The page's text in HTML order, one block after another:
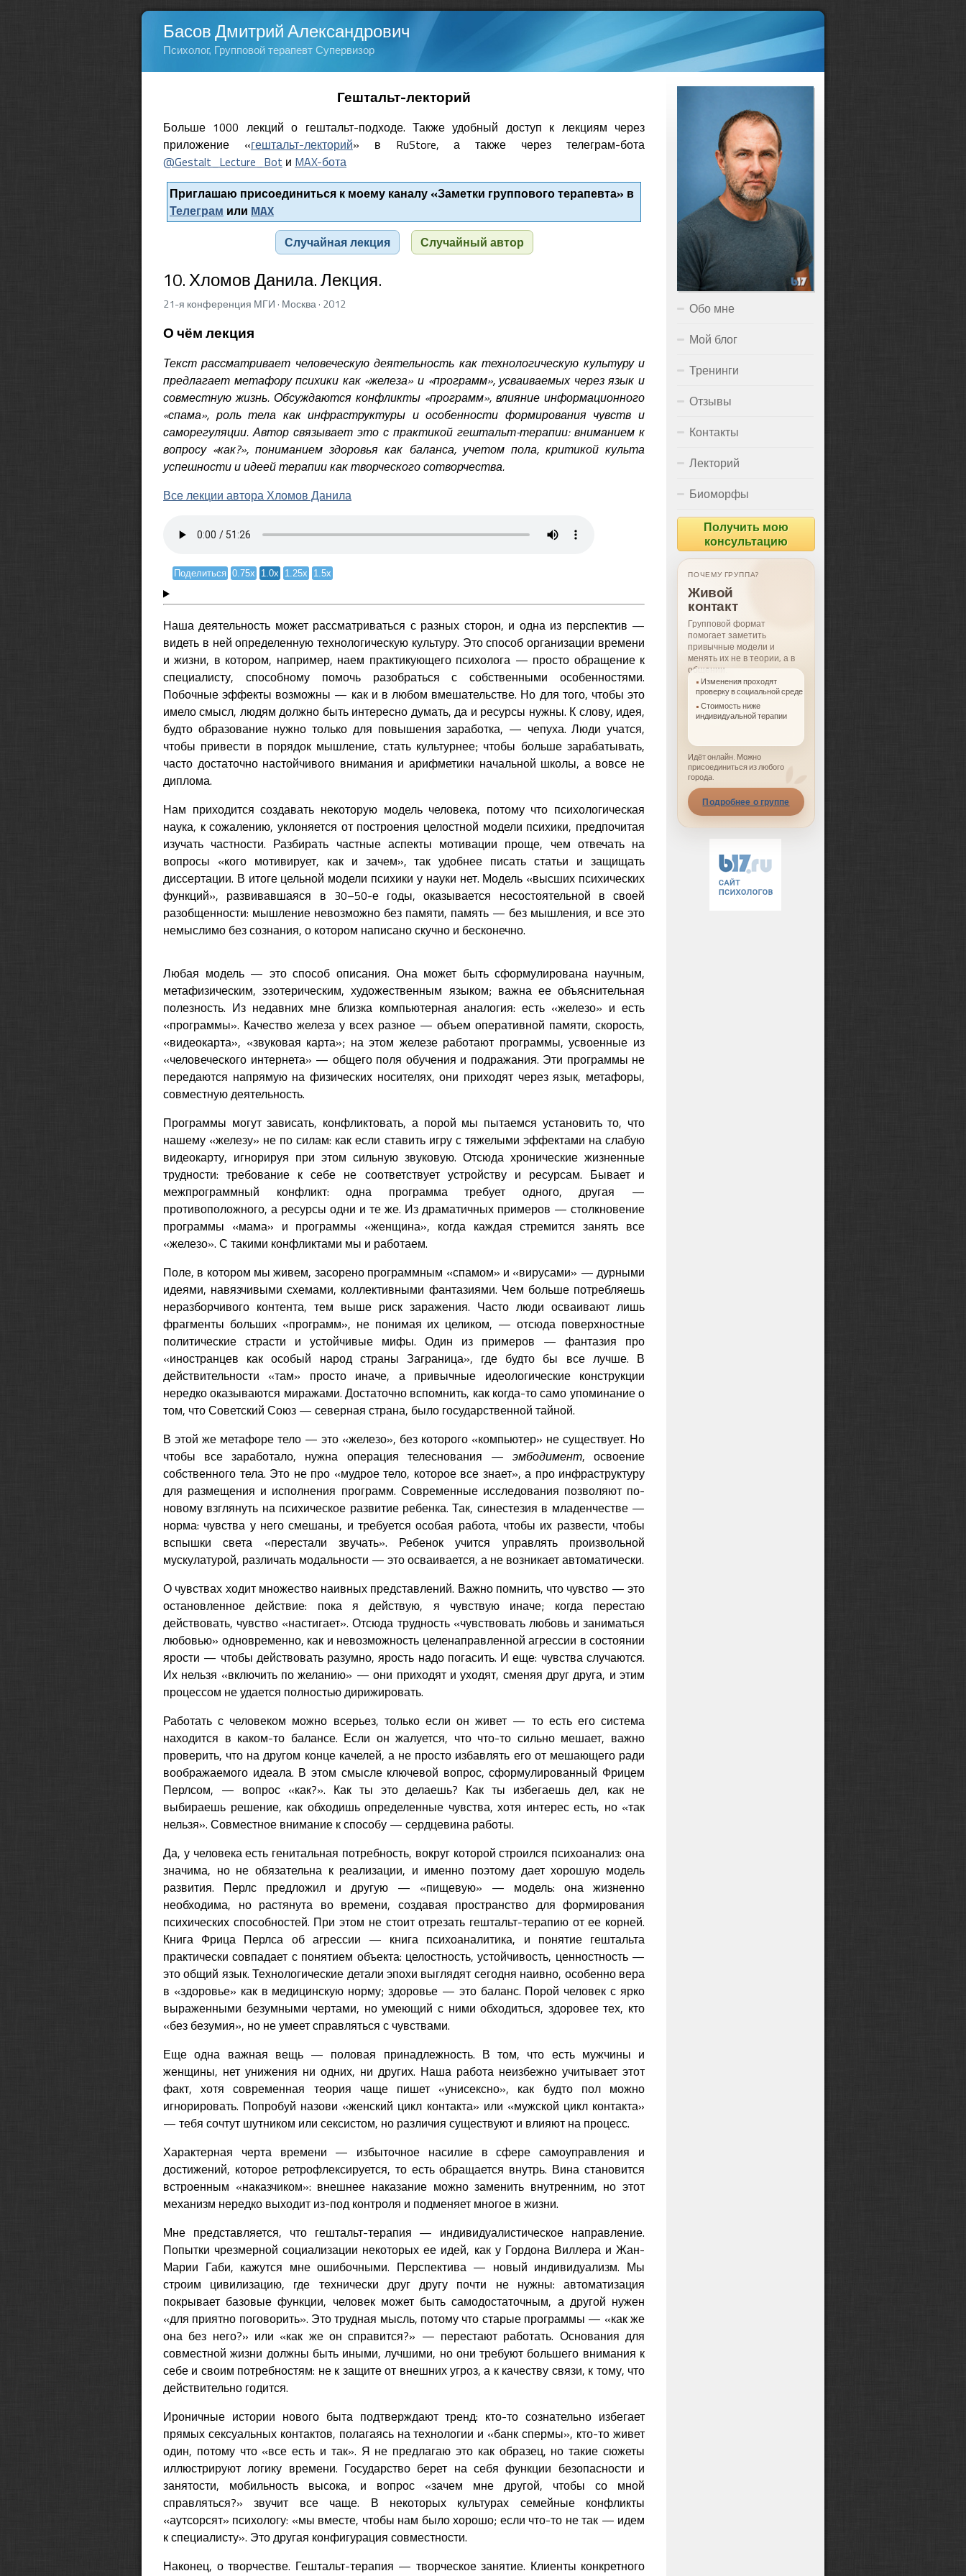
Басов Дмитрий Александрович
Психолог, Групповой терапевт Супервизор
Гештальт-лекторий
Больше 1000 лекций о гештальт-подходе. Также удобный доступ к лекциям через
приложение «гештальт-лекторий» в RuStore, а также через телеграм-бота
@Gestalt_Lecture_Bot и MAX-бота
Приглашаю присоединиться к моему каналу «Заметки группового терапевта» в
Телеграм или MAX
Случайная лекция
Случайный автор
10. Хломов Данила. Лекция.
21-я конференция МГИ · Москва · 2012
О чём лекция
Текст рассматривает человеческую деятельность как технологическую культуру и
предлагает метафору психики как «железа» и «программ», усваиваемых через язык и
совместную жизнь. Обсуждаются конфликты «программ», влияние информационного
«спама», роль тела как инфраструктуры и особенности формирования чувств и
саморегуляции. Автор связывает это с практикой гештальт-терапии: вниманием к
вопросу «как?», пониманием здоровья как баланса, учетом пола, критикой культа
успешности и идеей терапии как творческого сотворчества.
Все лекции автора Хломов Данила
Поделиться 0.75x 1.0x 1.25x 1.5x
Наша деятельность может рассматриваться с разных сторон, и одна из перспектив —
видеть в ней определенную технологическую культуру. Это способ организации времени
и жизни, в котором, например, наем практикующего психолога — просто обращение к
специалисту, способному помочь разобраться с собственными особенностями.
Побочные эффекты возможны — как и в любом вмешательстве. Но для того, чтобы это
имело смысл, людям должно быть интересно думать, да и ресурсы нужны. К слову, идея,
будто образование нужно только для повышения заработка, — чепуха. Люди учатся,
чтобы привести в порядок мышление, стать культурнее; чтобы больше зарабатывать,
часто достаточно настойчивого внимания и арифметики начальной школы, а вовсе не
диплома.
Нам приходится создавать некоторую модель человека, потому что психологическая
наука, к сожалению, уклоняется от построения целостной модели психики, предпочитая
изучать частности. Разбирать частные аспекты мотивации проще, чем отвечать на
вопросы «кого мотивирует, как и зачем», так удобнее писать статьи и защищать
диссертации. В итоге цельной модели психики у науки нет. Модель «высших психических
функций», развивавшаяся в 30–50-е годы, оказывается несостоятельной в своей
разобщенности: мышление невозможно без памяти, память — без мышления, и все это
немыслимо без сознания, о котором написано скучно и бесконечно.
Любая модель — это способ описания. Она может быть сформулирована научным,
метафизическим, эзотерическим, художественным языком; важна ее объяснительная
полезность. Из недавних мне близка компьютерная аналогия: есть «железо» и есть
«программы». Качество железа у всех разное — объем оперативной памяти, скорость,
«видеокарта», «звуковая карта»; на этом железе работают программы, усвоенные из
«человеческого интернета» — общего поля обучения и подражания. Эти программы не
передаются напрямую на физических носителях, они приходят через язык, метафоры,
совместную деятельность.
Программы могут зависать, конфликтовать, а порой мы пытаемся установить то, что
нашему «железу» не по силам: как если ставить игру с тяжелыми эффектами на слабую
видеокарту, игнорируя при этом сильную звуковую. Отсюда хронические жизненные
трудности: требование к себе не соответствует устройству и ресурсам. Бывает и
межпрограммный конфликт: одна программа требует одного, другая —
противоположного, а ресурсы одни и те же. Из драматичных примеров — столкновение
программы «мама» и программы «женщина», когда каждая стремится занять все
«железо». С такими конфликтами мы и работаем.
Поле, в котором мы живем, засорено программным «спамом» и «вирусами» — дурными
идеями, навязчивыми схемами, коллективными фантазиями. Чем больше потребляешь
неразборчивого контента, тем выше риск заражения. Часто люди осваивают лишь
фрагменты больших «программ», не понимая их целиком, — отсюда поверхностные
политические страсти и устойчивые мифы. Один из примеров — фантазия про
«иностранцев как особый народ страны Заграница», где будто бы все лучше. В
действительности «там» просто иначе, а привычные идеологические конструкции
нередко оказываются миражами. Достаточно вспомнить, как когда-то само упоминание о
том, что Советский Союз — северная страна, было государственной тайной.
В этой же метафоре тело — это «железо», без которого «компьютер» не существует. Но
чтобы все заработало, нужна операция телеснования — эмбодимент, освоение
собственного тела. Это не про «мудрое тело, которое все знает», а про инфраструктуру
для размещения и исполнения программ. Современные исследования позволяют по-
новому взглянуть на психическое развитие ребенка. Так, синестезия в младенчестве —
норма: чувства у него смешаны, и требуется особая работа, чтобы их развести, чтобы
вспышки света «перестали звучать». Ребенок учится управлять произвольной
мускулатурой, различать модальности — это осваивается, а не возникает автоматически.
О чувствах ходит множество наивных представлений. Важно помнить, что чувство — это
остановленное действие: пока я действую, я чувствую иначе; когда перестаю
действовать, чувство «настигает». Отсюда трудность «чувствовать любовь и заниматься
любовью» одновременно, как и невозможность целенаправленной агрессии в состоянии
ярости — чтобы действовать разумно, ярость надо погасить. И еще: чувства случаются.
Их нельзя «включить по желанию» — они приходят и уходят, сменяя друг друга, и этим
процессом не удается полностью дирижировать.
Работать с человеком можно всерьез, только если он живет — то есть его система
находится в каком-то балансе. Если он жалуется, что что-то сильно мешает, важно
проверить, что на другом конце качелей, а не просто избавлять его от мешающего ради
воображаемого идеала. В этом смысле ключевой вопрос, сформулированный Фрицем
Перлсом, — вопрос «как?». Как ты это делаешь? Как ты избегаешь дел, как не
выбираешь решение, как обходишь определенные чувства, хотя интерес есть, но «так
нельзя». Совместное внимание к способу — сердцевина работы.
Да, у человека есть генитальная потребность, вокруг которой строился психоанализ: она
значима, но не обязательна к реализации, и именно поэтому дает хорошую модель
развития. Перлс предложил и другую — «пищевую» — модель: она жизненно
необходима, но растянута во времени, создавая пространство для формирования
психических способностей. При этом не стоит отрезать гештальт-терапию от ее корней.
Книга Фрица Перлса об агрессии — книга психоаналитика, и понятие гештальта
практически совпадает с понятием объекта: целостность, устойчивость, ценностность —
это общий язык. Технологические детали эпохи выглядят сегодня наивно, особенно вера
в «здоровье» как в медицинскую норму; здоровье — это баланс. Порой человек с ярко
выраженными безумными чертами, но умеющий с ними обходиться, здоровее тех, кто
«без безумия», но не умеет справляться с чувствами.
Еще одна важная вещь — половая принадлежность. В том, что есть мужчины и
женщины, нет унижения ни одних, ни других. Наша работа неизбежно учитывает этот
факт, хотя современная теория чаще пишет «унисексно», как будто пол можно
игнорировать. Попробуй назови «женский цикл контакта» или «мужской цикл контакта»
— тебя сочтут шутником или сексистом, но различия существуют и влияют на процесс.
Характерная черта времени — избыточное насилие в сфере самоуправления и
достижений, которое ретрофлексируется, то есть обращается внутрь. Вина становится
встроенным «наказчиком»: внешнее наказание можно заменить внутренним, но этот
механизм нередко выходит из-под контроля и подменяет многое в жизни.
Мне представляется, что гештальт-терапия — индивидуалистическое направление.
Попытки чрезмерной социализации некоторых ее идей, как у Гордона Виллера и Жан-
Марии Габи, кажутся мне ошибочными. Перспектива — новый индивидуализм. Мы
строим цивилизацию, где технически друг другу почти не нужны: автоматизация
покрывает базовые функции, человек может быть самодостаточным, а другой нужен
«для приятно поговорить». Это трудная мысль, потому что старые программы — «как же
она без него?» или «как же он справится?» — перестают работать. Основания для
совместной жизни должны быть иными, лучшими, но они требуют большего внимания к
себе и своим потребностям: не к защите от внешних угроз, а к качеству связи, к тому, что
действительно годится.
Ироничные истории нового быта подтверждают тренд: кто-то сознательно избегает
прямых сексуальных контактов, полагаясь на технологии и «банк спермы», кто-то живет
один, потому что «все есть и так». Я не предлагаю это как образец, но такие сюжеты
иллюстрируют логику времени. Государство берет на себя функции безопасности и
занятости, мобильность высока, и вопрос «зачем мне другой, чтобы со мной
справляться?» звучит все чаще. В некоторых культурах семейные конфликты
«аутсорсят» психологу: «мы вместе, чтобы нам было хорошо; если что-то не так — идем
к специалисту». Это другая конфигурация совместности.
Наконец, о творчестве. Гештальт-терапия — творческое занятие. Клиенты конкретного
Обо мне
Мой блог
Тренинги
Отзывы
Контакты
Лекторий
Биоморфы
Получить мою
консультацию
ПОЧЕМУ ГРУППА?
Живой
контакт
Групповой формат
помогает заметить
привычные модели и
менять их не в теории, а в
общении.
Изменения проходят
проверку в социальной среде
Стоимость ниже
индивидуальной терапии
Идёт онлайн. Можно
присоединиться из любого
города.
Подробнее о группе